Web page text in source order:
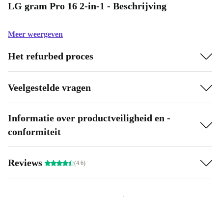
LG gram Pro 16 2-in-1 - Beschrijving
Meer weergeven
Het refurbed proces
Veelgestelde vragen
Informatie over productveiligheid en -
conformiteit
Reviews (4.6)